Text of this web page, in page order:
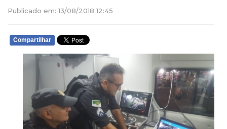
Publicado em: 13/08/2018 12:45
Compartilhar